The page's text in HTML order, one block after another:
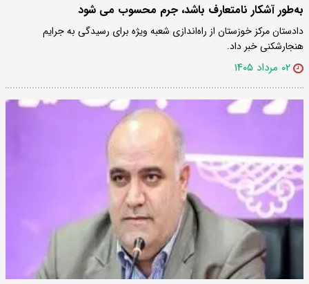
به‌طور آشکار نامتعارف باشد، جرم محسوب می شود
دادستان مرکز خوزستان از راه‌اندازی شعبه ویژه برای رسیدگی به جرایم
هنجارشکنی خبر داد.
۰۲ مرداد ۱۴۰۵